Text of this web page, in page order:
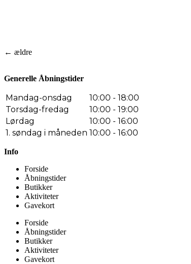
← ældre
Generelle Åbningstider
Mandag-onsdag
10:00 - 18:00
Torsdag-fredag
10:00 - 19:00
Lørdag
10:00 - 16:00
1. søndag i måneden 10:00 - 16:00
Info
Forside
Åbningstider
Butikker
Aktiviteter
Gavekort
Forside
Åbningstider
Butikker
Aktiviteter
Gavekort